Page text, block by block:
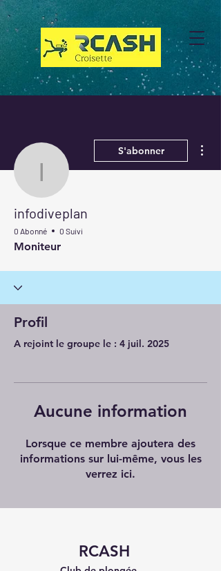
infodiveplan
S'abonner
infodiveplan
0 Abonné 0 Suivi
Moniteur
Profil
A rejoint le groupe le : 4 juil. 2025
Aucune information
Lorsque ce membre ajoutera des
informations sur lui-même, vous les
verrez ici.
RCASH